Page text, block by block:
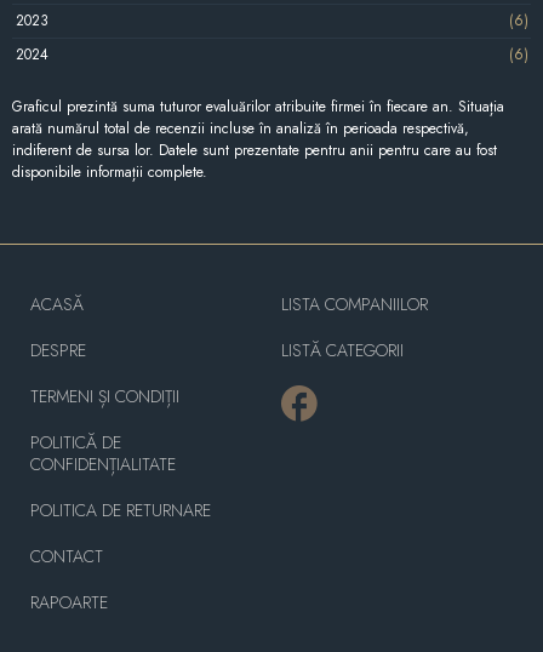
2023
(6)
2024
(6)
Graficul prezintă suma tuturor evaluărilor atribuite firmei în fiecare an. Situația
arată numărul total de recenzii incluse în analiză în perioada respectivă,
indiferent de sursa lor. Datele sunt prezentate pentru anii pentru care au fost
disponibile informații complete.
ACASĂ
DESPRE
TERMENI ȘI CONDIȚII
POLITICĂ DE
CONFIDENȚIALITATE
POLITICA DE RETURNARE
CONTACT
RAPOARTE
LISTA COMPANIILOR
LISTĂ CATEGORII